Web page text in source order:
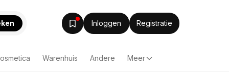
Inloggen Registratie
Warenhuis Andere Meer